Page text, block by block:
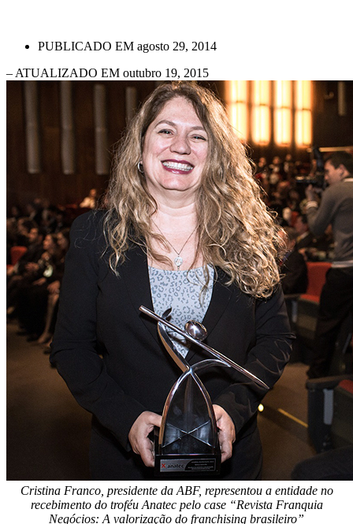
PUBLICADO EM agosto 29, 2014
– ATUALIZADO EM outubro 19, 2015
Cristina Franco, presidente da ABF, representou a entidade no
recebimento do troféu Anatec pelo case “Revista Franquia
Negócios: A valorização do franchising brasileiro”